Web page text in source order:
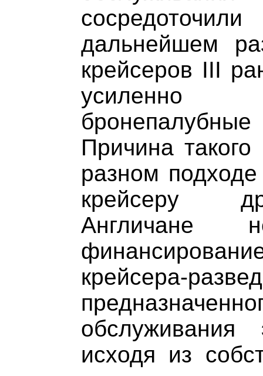
дальнейшем
крейсеров III
усиленно
Причина
разном
крейсеру
Англичане
крейсера-
исходя из